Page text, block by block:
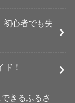
初心者でも失
ド！
きるふるさ